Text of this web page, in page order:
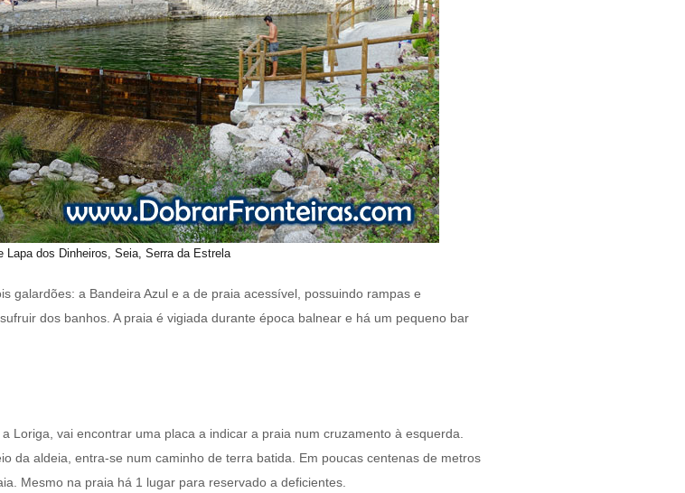
Lapa dos Dinheiros, Seia, Serra da Estrela
galardões: a Bandeira Azul e a de praia acessível, possuindo rampas e
dos banhos. A praia é vigiada durante época balnear e há um pequeno bar
Loriga, vai encontrar uma placa a indicar a praia num cruzamento à esquerda.
da aldeia, entra-se num caminho de terra batida. Em poucas centenas de metros
Mesmo na praia há 1 lugar para reservado a deficientes.